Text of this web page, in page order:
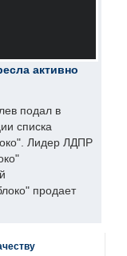
активно
подал в
списка
Лидер ЛДПР
продает